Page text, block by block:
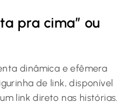
pra cima” ou
dinâmica e efêmera
de link, disponível
link direto nas histórias.